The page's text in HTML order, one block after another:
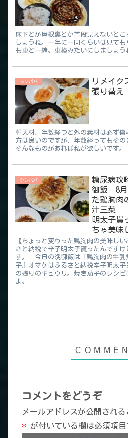
床下とか屋根裏とか普段見えないと
しょうね。一年に一回くらいは見て
も車と一緒。車検みたいにしましょう
シンパパ
リメイク
張り替え
軒天材、年数経つと外の素材は必ず
方は良いのですが、年数経ってもその
そんなものがあれば私が欲しいです。
シンパパ
糖尿病攻
御飯 8月
た鶏胸肉
汁三菜
明太子貰
ちゃ美味
【ちょっと変わった鶏胸肉の美味
さと納税で辛子明太子貰ったんです
す。 今日の晩御飯は『鶏胸肉の牛乳
子』オマケはふるさと納税辛子明太
の残りのキュウリ。焼き茄子のレシ
よ。
コメントをどうぞ
メールアドレスが公開される
* が付いている欄は必須項目